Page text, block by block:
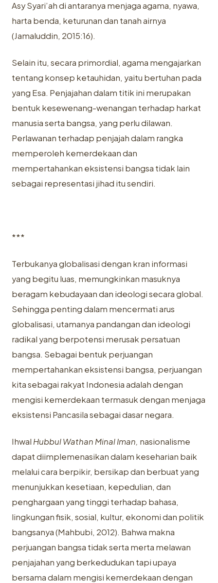
Asy Syari’ah di antaranya menjaga agama, nyawa,
harta benda, keturunan dan tanah airnya
(Jamaluddin, 2015:16).
Selain itu, secara primordial, agama mengajarkan
tentang konsep ketauhidan, yaitu bertuhan pada
yang Esa. Penjajahan dalam titik ini merupakan
bentuk kesewenang-wenangan terhadap harkat
manusia serta bangsa, yang perlu dilawan.
Perlawanan terhadap penjajah dalam rangka
memperoleh kemerdekaan dan
mempertahankan eksistensi bangsa tidak lain
sebagai representasi jihad itu sendiri.
***
Terbukanya globalisasi dengan kran informasi
yang begitu luas, memungkinkan masuknya
beragam kebudayaan dan ideologi secara global.
Sehingga penting dalam mencermati arus
globalisasi, utamanya pandangan dan ideologi
radikal yang berpotensi merusak persatuan
bangsa. Sebagai bentuk perjuangan
mempertahankan eksistensi bangsa, perjuangan
kita sebagai rakyat Indonesia adalah dengan
mengisi kemerdekaan termasuk dengan menjaga
eksistensi Pancasila sebagai dasar negara.
Ihwal Hubbul Wathan Minal Iman, nasionalisme
dapat diimplemenasikan dalam keseharian baik
melalui cara berpikir, bersikap dan berbuat yang
menunjukkan kesetiaan, kepedulian, dan
penghargaan yang tinggi terhadap bahasa,
lingkungan fisik, sosial, kultur, ekonomi dan politik
bangsanya (Mahbubi, 2012). Bahwa makna
perjuangan bangsa tidak serta merta melawan
penjajahan yang berkedudukan tapi upaya
bersama dalam mengisi kemerdekaan dengan